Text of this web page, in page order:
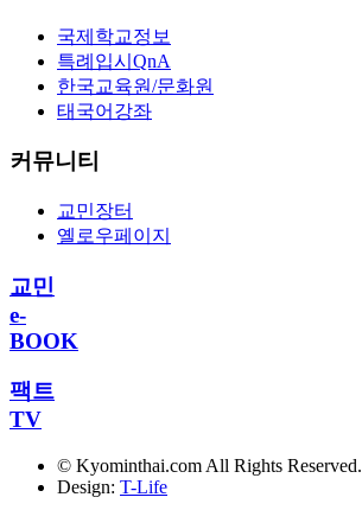
국제학교정보
특례입시QnA
한국교육원/문화원
태국어강좌
커뮤니티
교민장터
옐로우페이지
교민
e-
BOOK
팩트
TV
© Kyominthai.com All Rights Reserved.
Design: T-Life